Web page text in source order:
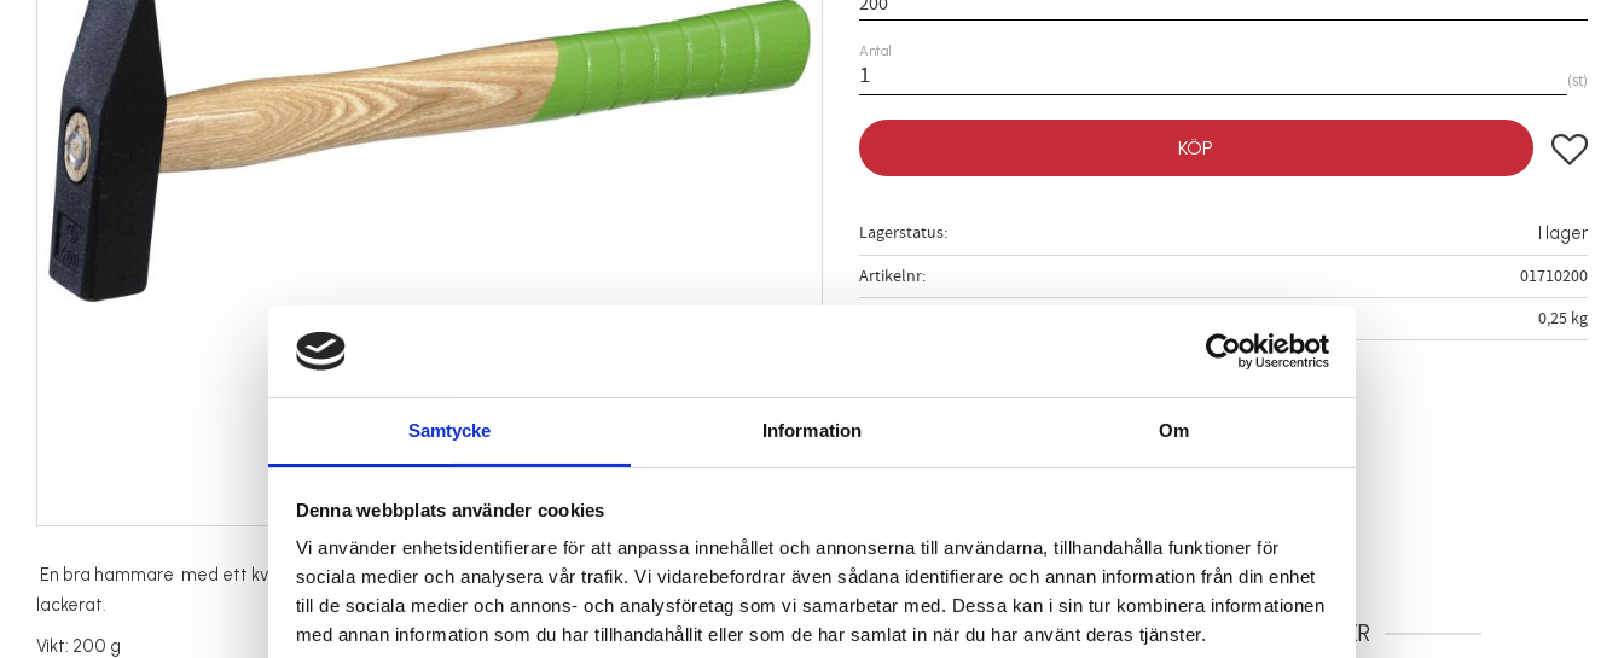
Samtycke Information Om
Denna webbplats använder cookies
Vi använder enhetsidentifierare för att anpassa innehållet och annonserna till användarna, tillhandahålla funktioner för
sociala medier och analysera vår trafik. Vi vidarebefordrar även sådana identifierare och annan information från din enhet
till de sociala medier och annons- och analysföretag som vi samarbetar med. Dessa kan i sin tur kombinera informationen
med annan information som du har tillhandahållit eller som de har samlat in när du har använt deras tjänster.
Antal
st
KÖP Lägg
Lagerstatus I lager
Artikelnr
01710200
0,25 kg
En bra hammare med ett kvadratiskt och ett spetsigt slag. Träskaft i ek där bakre delen är
lackerat.
Vikt: 200 g
RELATERADE PRODUKTER